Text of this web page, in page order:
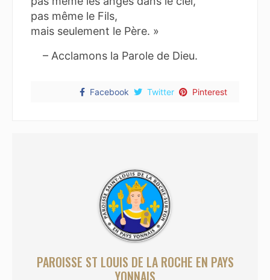
PAROISSE ST LOUIS DE LA ROCHE EN PAYS
pas même le Fils,
mais seulement le Père. »
– Acclamons la Parole de Dieu.
Facebook Twitter Pinterest